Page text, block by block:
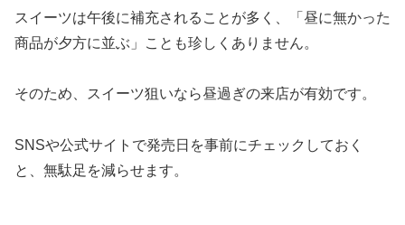
スイーツは午後に補充されることが多く、「昼に無かった
商品が夕方に並ぶ」ことも珍しくありません。
そのため、スイーツ狙いなら昼過ぎの来店が有効です。
SNSや公式サイトで発売日を事前にチェックしておく
と、無駄足を減らせます。